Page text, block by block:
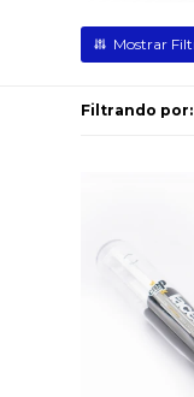
Filtrando por: